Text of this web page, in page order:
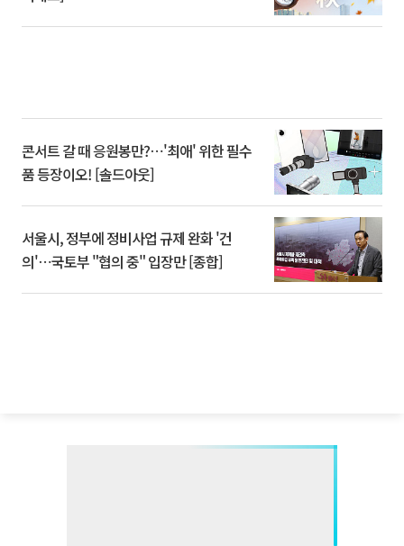
콘서트 갈 때 응원봉만?⋯'최애' 위한 필수
품 등장이오! [솔드아웃]
서울시, 정부에 정비사업 규제 완화 '건
의'⋯국토부 "협의 중" 입장만 [종합]